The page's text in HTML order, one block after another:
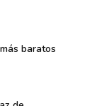
baratos